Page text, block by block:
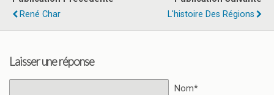
René Char
L'histoire Des Régions
Laisser une réponse
Nom*